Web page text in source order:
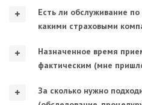
Есть ли обслуживание
какими страховыми
Назначенное время
фактическим (мне
За сколько нужно